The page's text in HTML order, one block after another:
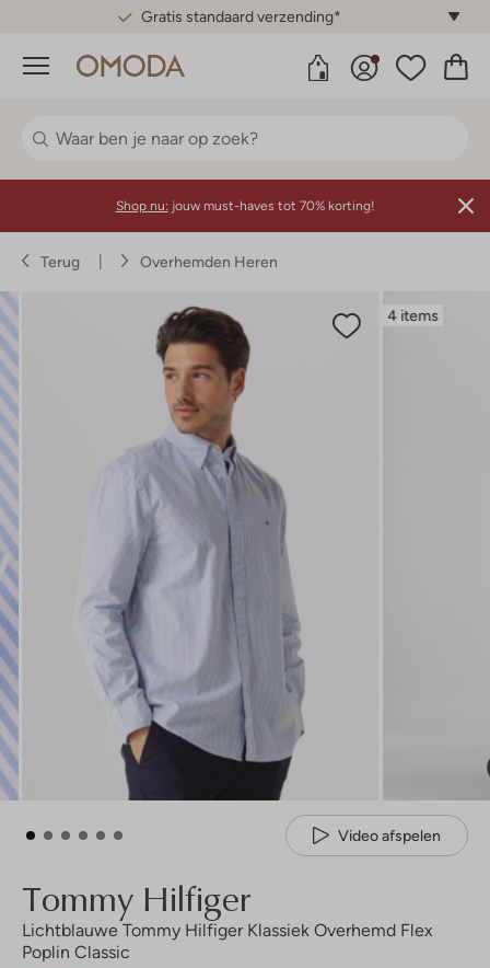
Gratis standaard verzending*
Menu
Shop nu: jouw must-haves tot 70% korting!
Terug Overhemden Heren
4 items
Video afspelen
Tommy Hilfiger
Lichtblauwe Tommy Hilfiger Klassiek Overhemd Flex
Poplin Classic